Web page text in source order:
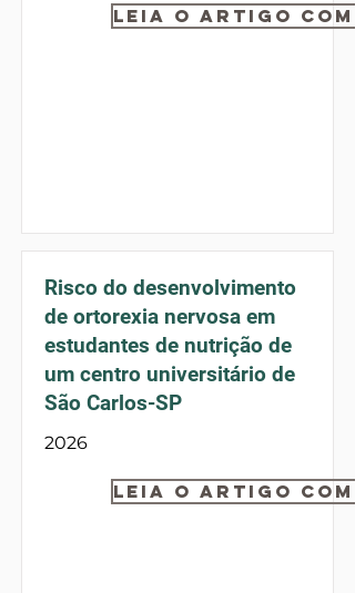
Leia o artigo
Risco do desenvolvimento
de ortorexia nervosa em
estudantes de nutrição de
um centro universitário de
São Carlos-SP
2026
Leia o artigo